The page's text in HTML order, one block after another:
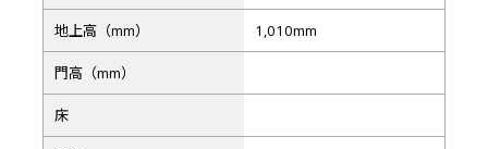
地上高（mm） 1,010mm
門高（mm）
床